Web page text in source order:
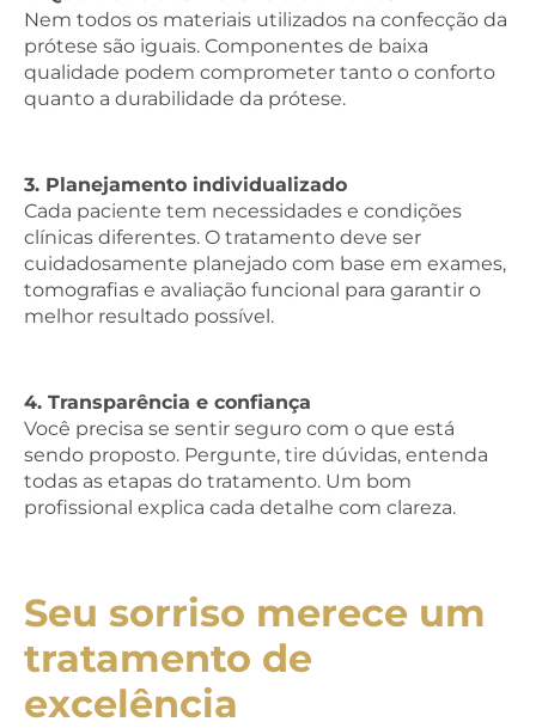
Nem todos os materiais utilizados na confecção da
prótese são iguais. Componentes de baixa
qualidade podem comprometer tanto o conforto
quanto a durabilidade da prótese.
3. Planejamento individualizado
Cada paciente tem necessidades e condições
clínicas diferentes. O tratamento deve ser
cuidadosamente planejado com base em exames,
tomografias e avaliação funcional para garantir o
melhor resultado possível.
4. Transparência e confiança
Você precisa se sentir seguro com o que está
sendo proposto. Pergunte, tire dúvidas, entenda
todas as etapas do tratamento. Um bom
profissional explica cada detalhe com clareza.
Seu sorriso merece um
tratamento de
excelência